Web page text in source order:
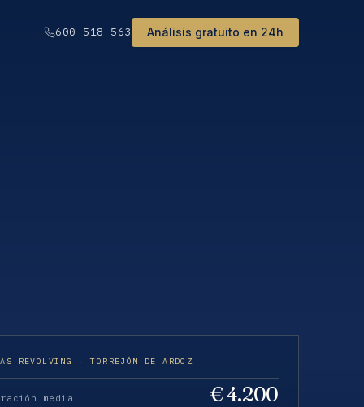
600 518 563 Análisis gratuito en 24h
REVOLVING · TORREJÓN DE ARDOZ
media € 4.200